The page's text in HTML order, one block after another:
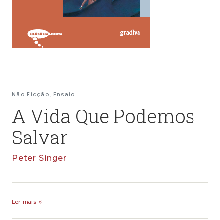
Não Ficção, Ensaio
A Vida Que Podemos
Salvar
Peter Singer
Ler mais